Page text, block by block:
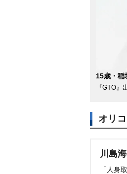
15歳・稲
『GTO』
オリ
川島
「人身